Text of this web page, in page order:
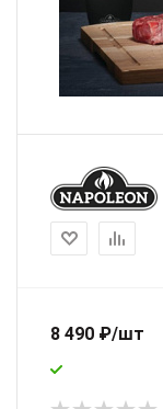
8 490 ₽/шт